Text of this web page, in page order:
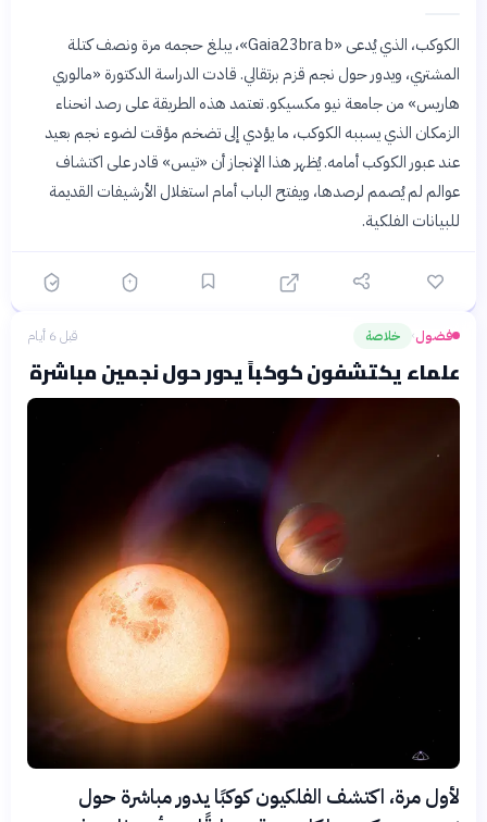
الكوكب، الذي يُدعى «Gaia23bra b»، يبلغ حجمه مرة ونصف كتلة
المشتري، ويدور حول نجم قزم برتقالي. قادت الدراسة الدكتورة «مالوري
هاريس» من جامعة نيو مكسيكو. تعتمد هذه الطريقة على رصد انحناء
الزمكان الذي يسببه الكوكب، ما يؤدي إلى تضخم مؤقت لضوء نجم بعيد
عند عبور الكوكب أمامه. يُظهر هذا الإنجاز أن «تيس» قادر على اكتشاف
عوالم لم يُصمم لرصدها، ويفتح الباب أمام استغلال الأرشيفات القديمة
للبيانات الفلكية.
فضول› خلاصة قبل 6 أيام
علماء يكتشفون كوكباً يدور حول نجمين مباشرة
لأول مرة، اكتشف الفلكيون كوكبًا يدور مباشرة حول